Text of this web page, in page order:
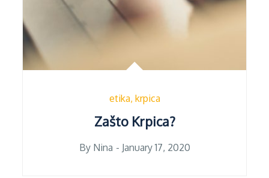
etika krpica
Zašto Krpica?
By Nina Posted
January 17, 2020